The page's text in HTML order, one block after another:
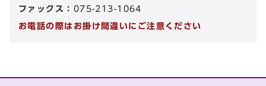
ファックス： 075-213-1064
お電話の際はお掛け間違いにご注意ください